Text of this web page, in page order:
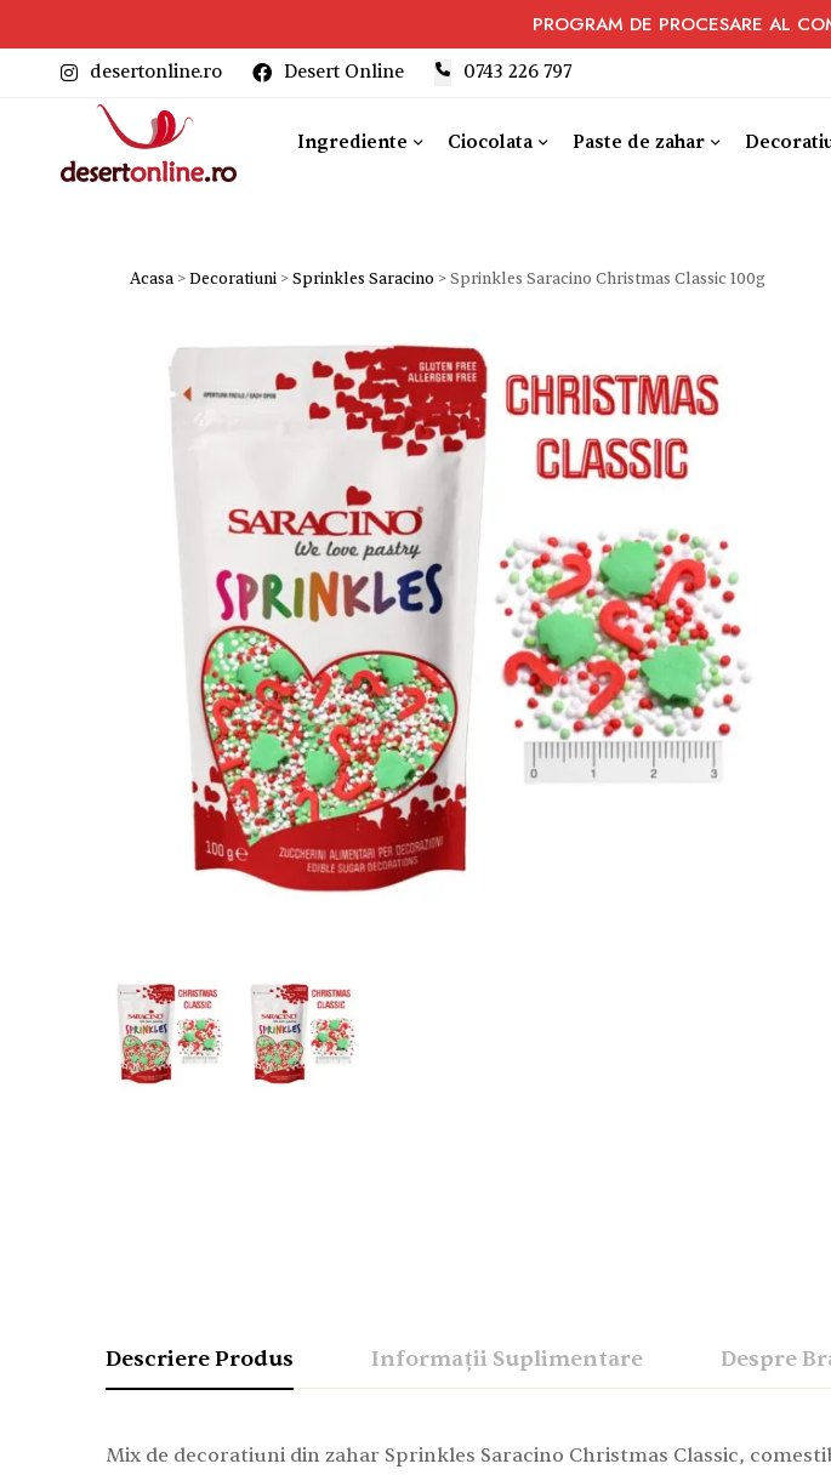
PROGRAM DE PROCESARE AL
desertonline.ro Desert Online ‎0743 226 797
Ingrediente Ciocolata Paste de zahar
Acasa >Decoratiuni >Sprinkles Saracino >Sprinkles Saracino Christmas Classic 100g
Descriere Produs Informații Suplimentare Despre
Mix de decoratiuni din zahar Sprinkles Saracino Christmas Classic,